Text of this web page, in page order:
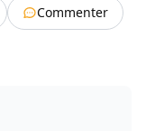
Commenter